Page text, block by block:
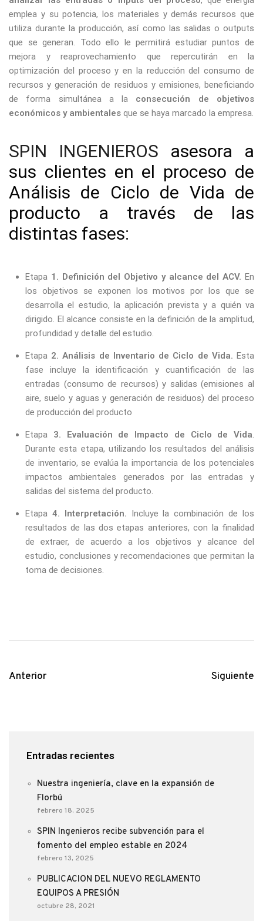
emplea y su potencia, los materiales y demás recursos que
utiliza durante la producción, así como las salidas o outputs
que se generan. Todo ello le permitirá estudiar puntos de
mejora y reaprovechamiento que repercutirán en la
optimización del proceso y en la reducción del consumo de
recursos y generación de residuos y emisiones, beneficiando
de forma simultánea a la consecución de objetivos
económicos y ambientales que se haya marcado la empresa.
SPIN INGENIEROS asesora a
sus clientes en el proceso de
Análisis de Ciclo de Vida de
producto a través de las
distintas fases:
Etapa 1. Definición del Objetivo y alcance del ACV. En
los objetivos se exponen los motivos por los que se
desarrolla el estudio, la aplicación prevista y a quién va
dirigido. El alcance consiste en la definición de la amplitud,
profundidad y detalle del estudio.
Etapa 2. Análisis de Inventario de Ciclo de Vida. Esta
fase incluye la identificación y cuantificación de las
entradas (consumo de recursos) y salidas (emisiones al
aire, suelo y aguas y generación de residuos) del proceso
de producción del producto
Etapa 3. Evaluación de Impacto de Ciclo de Vida.
Durante esta etapa, utilizando los resultados del análisis
de inventario, se evalúa la importancia de los potenciales
impactos ambientales generados por las entradas y
salidas del sistema del producto.
Etapa 4. Interpretación. Incluye la combinación de los
resultados de las dos etapas anteriores, con la finalidad
de extraer, de acuerdo a los objetivos y alcance del
estudio, conclusiones y recomendaciones que permitan la
toma de decisiones.
Anterior Siguiente
Entradas recientes
Nuestra ingeniería, clave en la expansión de
Florbú
febrero 18, 2025
SPIN Ingenieros recibe subvención para el
fomento del empleo estable en 2024
febrero 13, 2025
PUBLICACION DEL NUEVO REGLAMENTO
EQUIPOS A PRESIÓN
octubre 28, 2021